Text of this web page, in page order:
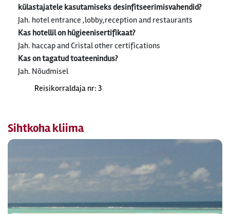
külastajatele kasutamiseks desinfitseerimisvahendid?
Jah. hotel entrance ,lobby,reception and restaurants
Kas hotellil on hügieenisertifikaat?
Jah. haccap and Cristal other certifications
Kas on tagatud toateenindus?
Jah. Nõudmisel
Reisikorraldaja nr: 3
Sihtkoha kliima